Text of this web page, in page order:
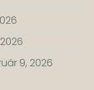
9, 2026